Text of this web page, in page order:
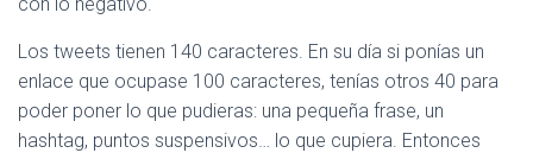
Los tweets tienen 140 caracteres. En su día si ponías un
enlace que ocupase 100 caracteres, tenías otros 40 para
poder poner lo que pudieras: una pequeña frase, un
hashtag, puntos suspensivos… lo que cupiera. Entonces